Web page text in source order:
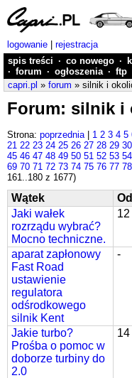
logowanie
rejestracja
spis treści · co nowego ·
· forum · ogłoszenia · ftp
capri.pl » forum » silnik i
Forum: silnik i
Strona: poprzednia| 1 2 3 4 5
21 22 23 24 25 26 27 28 29 30
45 46 47 48 49 50 51 52 53 54
69 70 71 72 73 74 75 76 77 78
161..180 z 1677)
Wątek
Jaki wałek
rozrządu wybrać?
Mocno techniczne.
12
aparat zapłonowy
Fast Road
ustawienie
regulatora
odśrodkowego
silnik Kent
-
Jakie turbo?
Prośba o pomoc w
doborze turbiny do
2.0
14